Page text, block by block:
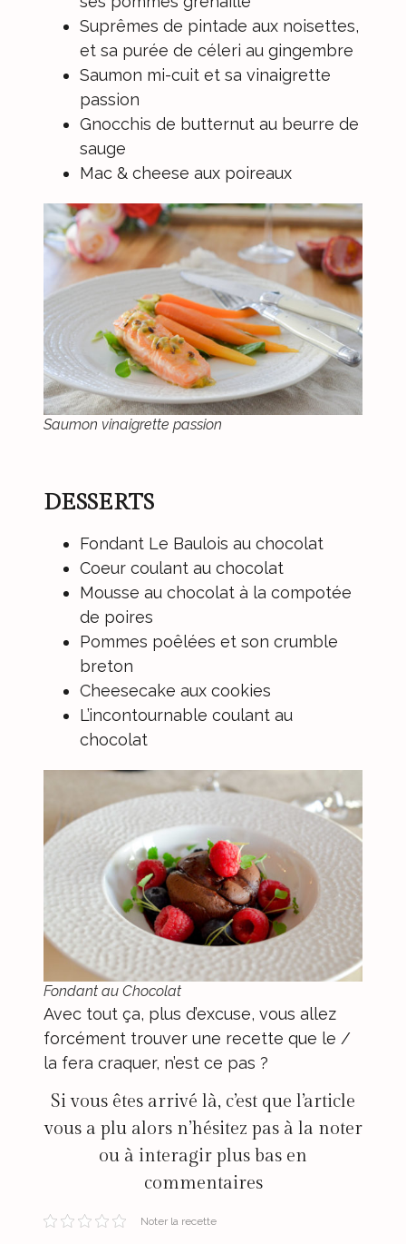
Suprêmes de pintade aux noisettes,
et sa purée de céleri au gingembre
Saumon mi-cuit et sa vinaigrette
passion
Gnocchis de butternut au beurre de
sauge
Mac & cheese aux poireaux
Saumon vinaigrette passion
DESSERTS
Fondant Le Baulois au chocolat
Coeur coulant au chocolat
Mousse au chocolat à la compotée
de poires
Pommes poêlées et son crumble
breton
Cheesecake aux cookies
L’incontournable coulant au
chocolat
Fondant au Chocolat
Avec tout ça, plus d’excuse, vous allez
forcément trouver une recette que le /
la fera craquer, n’est ce pas ?
Si vous êtes arrivé là, c’est que l’article
vous a plu alors n’hésitez pas à la noter
ou à interagir plus bas en
commentaires
Noter la recette